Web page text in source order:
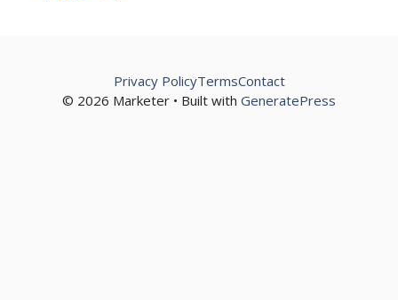
© 2026 Marketer • Built with GeneratePress
Privacy PolicyTermsContact